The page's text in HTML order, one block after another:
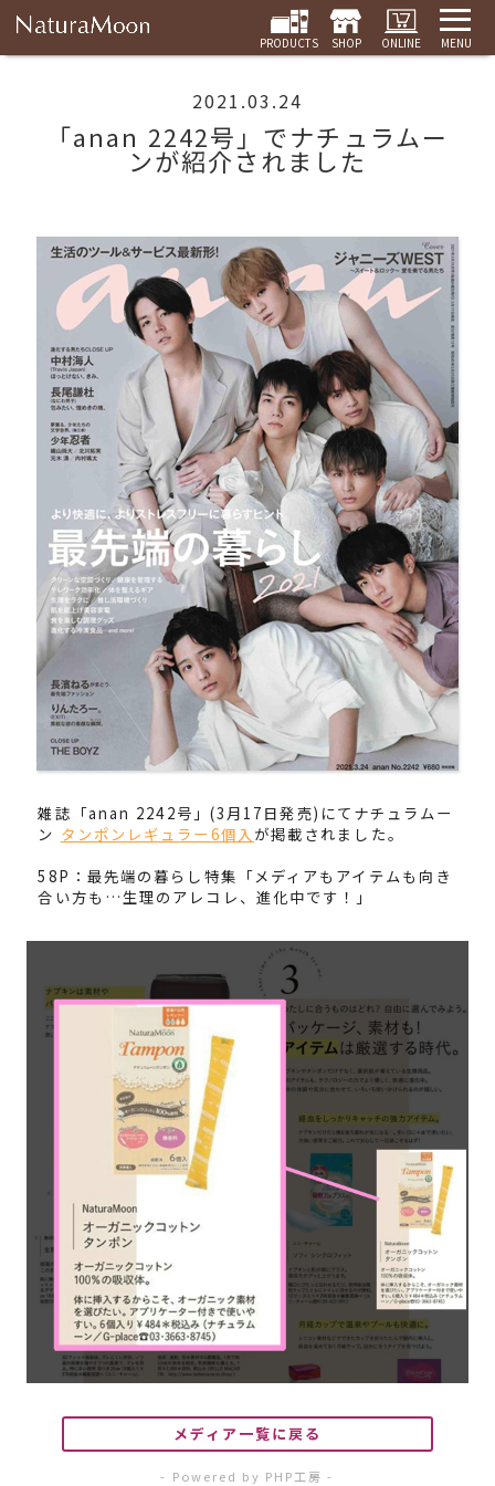
PRODUCTS SHOP ONLINE MENU
2021.03.24
「anan 2242号」でナチュラムー
ンが紹介されました
雑誌「anan 2242号」(3月17日発売)にてナチュラムー
ン タンポンレギュラー6個入 が掲載されました。
58P：最先端の暮らし特集「メディアもアイテムも向き
合い方も…生理のアレコレ、進化中です！」
メディア一覧に戻る
- Powered by PHP工房 -